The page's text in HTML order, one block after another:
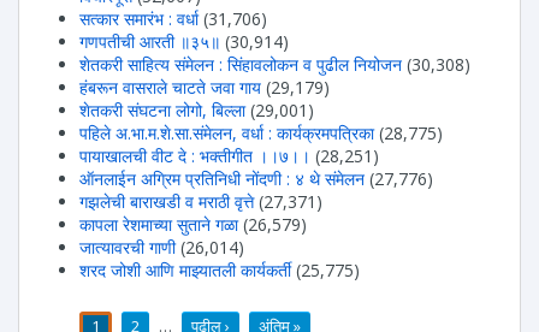
सत्कार समारंभ : वर्धा (31,706)
गणपतीची आरती ॥३५॥ (30,914)
शेतकरी साहित्य संमेलन : सिंहावलोकन व पुढील नियोजन (30,308)
हंबरून वासराले चाटते जवा गाय (29,179)
शेतकरी संघटना लोगो, बिल्ला (29,001)
पहिले अ.भा.म.शे.सा.संमेलन, वर्धा : कार्यक्रमपत्रिका (28,775)
पायाखालची वीट दे : भक्तीगीत ।।७।। (28,251)
ऑनलाईन अग्रिम प्रतिनिधी नोंदणी : ४ थे संमेलन (27,776)
गझलेची बाराखडी व मराठी वृत्ते (27,371)
कापला रेशमाच्या सुताने गळा (26,579)
जात्यावरची गाणी (26,014)
शरद जोशी आणि माझ्यातली कार्यकर्ती (25,775)
1 2 … पुढील › अंतिम »